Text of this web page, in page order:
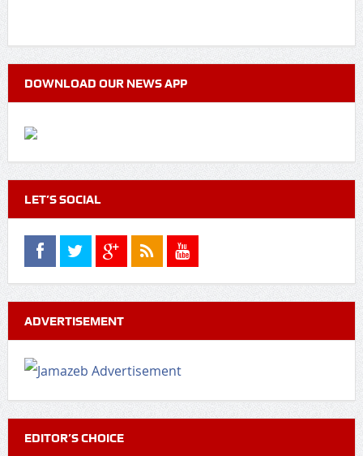
DOWNLOAD OUR NEWS APP
LET’S SOCIAL
ADVERTISEMENT
EDITOR’S CHOICE